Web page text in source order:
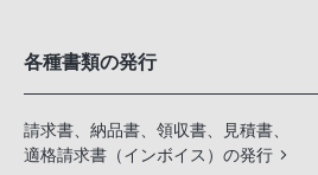
各種書類の発行
請求書、納品書、領収書、見積書、
適格請求書（インボイス）の発行